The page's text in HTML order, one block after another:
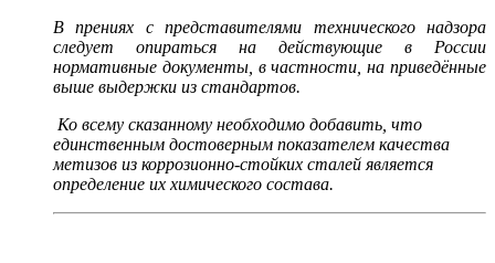
В прениях с представителями технического надзора
следует опираться на действующие в России
нормативные документы, в частности, на приведённые
выше выдержки из стандартов.
Ко всему сказанному необходимо добавить, что
единственным достоверным показателем качества
метизов из коррозионно-стойких сталей является
определение их химического состава.